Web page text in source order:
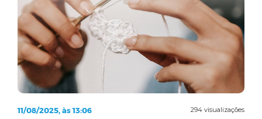
294 visualizações
11/08/2025, às 13:06